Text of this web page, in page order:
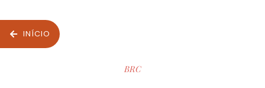
INÍCIO
BRC